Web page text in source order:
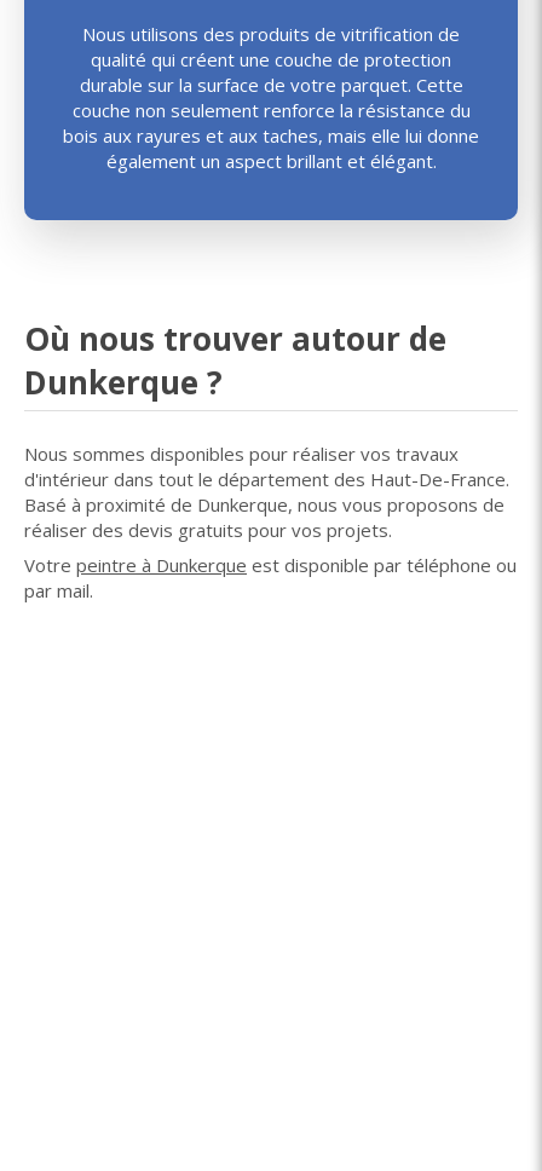
Nous utilisons des produits de vitrification de
qualité qui créent une couche de protection
durable sur la surface de votre parquet. Cette
couche non seulement renforce la résistance du
bois aux rayures et aux taches, mais elle lui donne
également un aspect brillant et élégant.
Où nous trouver autour de
Dunkerque ?
Nous sommes disponibles pour réaliser vos travaux
d'intérieur dans tout le département des Haut-De-France.
Basé à proximité de Dunkerque, nous vous proposons de
réaliser des devis gratuits pour vos projets.
Votre peintre à Dunkerque est disponible par téléphone ou
par mail.